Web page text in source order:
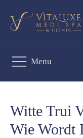
Menu
Witte Trui
Wie Wordt